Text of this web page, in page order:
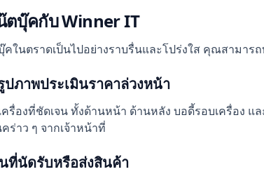
บุ๊คกับ Winner IT
คในตราดเป็นไปอย่างราบรื่นและโปร่งใส คุณสามา
ภาพประเมินราคาล่วงหน้า
ครื่องที่ชัดเจน ทั้งด้านหน้า ด้านหลัง บอดี้รอบเครื่อง
ร่าว ๆ จากเจ้าหน้าที่
ที่นัดรับหรือส่งสินค้า